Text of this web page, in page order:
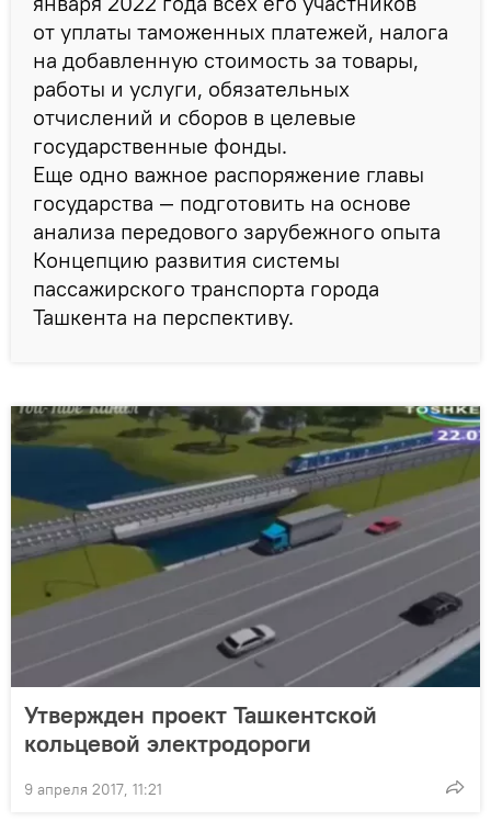
от уплаты таможенных платежей, налога
на добавленную стоимость за товары,
работы и услуги, обязательных
отчислений и сборов в целевые
государственные фонды.
Еще одно важное распоряжение главы
государства — подготовить на основе
анализа передового зарубежного опыта
Концепцию развития системы
пассажирского транспорта города
Ташкента на перспективу.
Утвержден проект Ташкентской
кольцевой электродороги
9 апреля 2017, 11:21